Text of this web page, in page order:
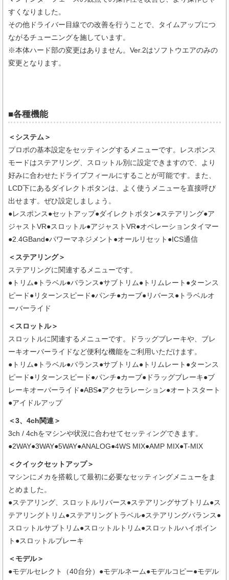
すくなりました。
その他ドライバー目線での改善を行うことで、タイムアップにつ
ながるチューニングを施しています。
※本体ハード部の変更はありません。Ver.2はソフトウエアのみの
変更となります。
■各種機能
＜システム＞
プロポの基本設定をセッティングするメニューです。レスポンス
モードはステアリング、スロットル別に設定できますので、より
好みに合わせたドライブフィールにすることが可能です。また、
LCD下にあるダイレクトボタンは、よく使うメニューを直接呼び
出せます。ぜひ設定しましょう。
●レスポンス●セットアップ●ダイレクトボタン●ステアリング●ア
ジャストVR●スロットル●アジャストVR●オペレーションタイマー
●2.4GBand●パワーマネジメント●オールリセット●ICS通信
＜ステアリング＞
ステアリングに関連するメニューです。
●トリム●トラベル●バランス●サブトリム●トリムレート●ターンス
ピード●リターンスピード●パンチ●カーブ●リバース●トラベルオ
ーバーライド
＜スロットル＞
スロットルに関連するメニューです。ドラッグブレーキや、ブレ
ーキオーバーライドなど便利な機能をご利用いただけます。
●トリム●トラベル●バランス●サブトリム●トリムレート●ターンス
ピード●リターンスピード●パンチ●カーブ●ドラッグブレーキ●ブ
レーキオーバーライド●ABS●アクセラレーション●オートスタート
●アイドルアップ
＜3、4ch関連＞
3ch / 4chをマシンや状況に合わせてセッティングできます。
●2WAY●3WAY●5WAY●ANALOG●4WS MIX●AMP MIX●T-MIX
＜クイックセットアップ＞
マシンにメカを搭載して最初に必要なセッティングメニューをま
とめました。
●ステアリング、スロットルリバース●ステアリングサブトリム●ス
テアリングトリム●ステアリングトラベル●ステアリングバランス●
スロットルサブトリム●スロットルトリム●スロットルハイポイン
ト●スロットルブレーキ
＜モデル＞
●モデルセレクト（40台分）●モデルネーム●モデルコピー●モデル